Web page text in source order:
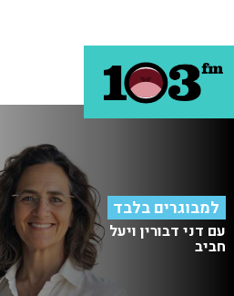
למבוגרים בלבד
עם דני דבורין ויעל
חביב